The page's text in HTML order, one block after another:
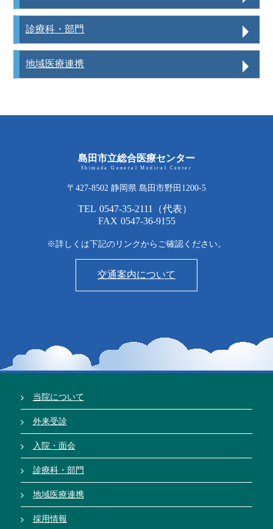
診療科・部門
地域医療連携
島田市立総合医療センター
Shimada General Medical Center
〒427-8502 静岡県 島田市野田1200-5
TEL 0547-35-2111
（代表）
FAX 0547-36-9155
※詳しくは下記のリンクからご確認ください。
交通案内について
当院について
外来受診
入院・面会
診療科・部門
地域医療連携
採用情報